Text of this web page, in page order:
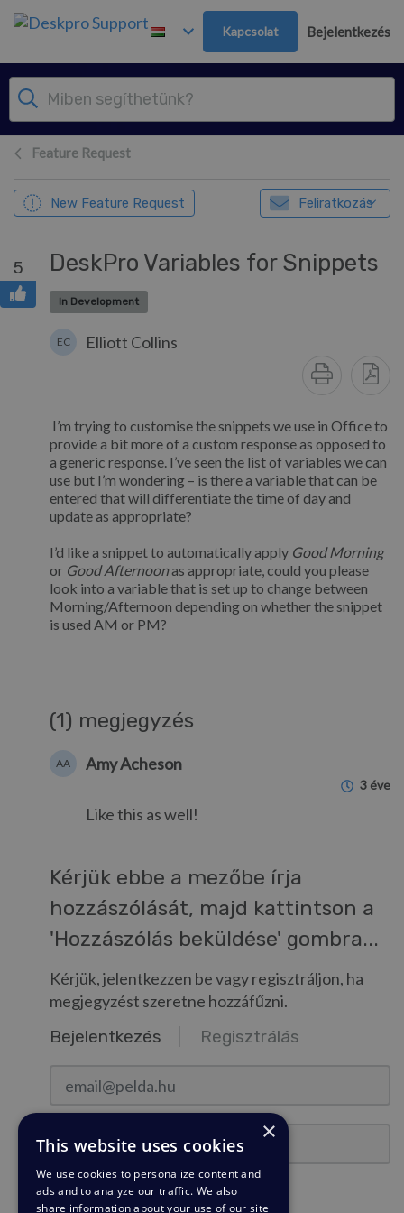
Továbblépés a fő tartalomra
Kapcsolat Bejelentkezés
Feature Request
New Feature Request Feliratkozás
5 DeskPro Variables for Snippets
In Development
EC Elliott Collins
I’m trying to customise the snippets we use in Office to
provide a bit more of a custom response as opposed to
a generic response. I’ve seen the list of variables we can
use but I’m wondering – is there a variable that can be
entered that will differentiate the time of day and
update as appropriate?
I’d like a snippet to automatically apply Good Morning
or Good Afternoonas appropriate, could you please
look into a variable that is set up to change between
Morning/Afternoon depending on whether the snippet
is used AM or PM?
(1) megjegyzés
AA Amy Acheson
3 éve
Like this as well!
Kérjük ebbe a mezőbe írja
hozzászólását, majd kattintson a
'Hozzászólás beküldése' gombra...
Kérjük, jelentkezzen be vagy regisztráljon, ha
megjegyzést szeretne hozzáfűzni.
Bejelentkezés Regisztrálás
Bejelentkezve marad?
×
This website uses cookies
We use cookies to personalize content and
ads and to analyze our traffic. We also
share information about your use of our site